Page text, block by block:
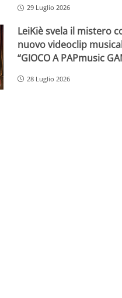
29 Luglio 2026
LeiKiè svela il mistero
nuovo videoclip
“GIOCO A PAPmusic
28 Luglio 2026